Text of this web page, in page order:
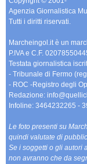
Agenzia Giornalistica
Tutti i diritti riservati.
Marcheingol.it è un
P.IVA e C.F.
Testata giornalistica
- Tribunale di Fermo
- ROC -Registro degli
Redazione:
Infoline: 3464232265 -
Le foto presenti su
quindi valutate di
Se i soggetti o gli autori
non avranno che da